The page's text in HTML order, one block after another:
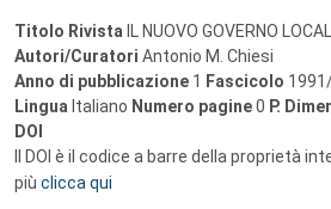
Titolo Rivista IL NUOVO GOVERNO
Autori/Curatori Antonio M. Chiesi
Anno di pubblicazione 1 Fascicolo
Lingua Italiano Numero pagine0 P.
DOI
Il DOI è il codice a barre della proprietà
più clicca qui